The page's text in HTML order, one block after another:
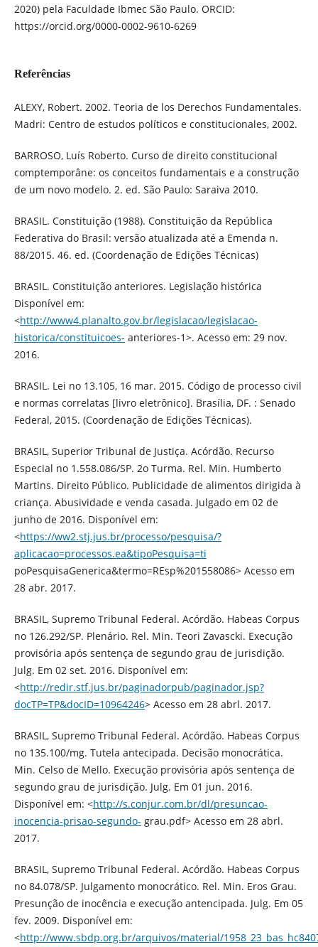
2020) pela Faculdade Ibmec São Paulo. ORCID:
https://orcid.org/0000-0002-9610-6269
Referências
ALEXY, Robert. 2002. Teoria de los Derechos Fundamentales.
Madri: Centro de estudos políticos e constitucionales, 2002.
BARROSO, Luís Roberto. Curso de direito constitucional
comptemporâne: os conceitos fundamentais e a construção
de um novo modelo. 2. ed. São Paulo: Saraiva 2010.
BRASIL. Constituição (1988). Constituição da República
Federativa do Brasil: versão atualizada até a Emenda n.
88/2015. 46. ed. (Coordenação de Edições Técnicas)
BRASIL. Constituição anteriores. Legislação histórica
Disponível em:
<http://www4.planalto.gov.br/legislacao/legislacao-
historica/constituicoes- anteriores-1>. Acesso em: 29 nov.
2016.
BRASIL. Lei no 13.105, 16 mar. 2015. Código de processo civil
e normas correlatas [livro eletrônico]. Brasília, DF. : Senado
Federal, 2015. (Coordenação de Edições Técnicas).
BRASIL, Superior Tribunal de Justiça. Acórdão. Recurso
Especial no 1.558.086/SP. 2o Turma. Rel. Min. Humberto
Martins. Direito Público. Publicidade de alimentos dirigida à
criança. Abusividade e venda casada. Julgado em 02 de
junho de 2016. Disponível em:
<https://ww2.stj.jus.br/processo/pesquisa/?
aplicacao=processos.ea&tipoPesquisa=ti
poPesquisaGenerica&termo=REsp%201558086> Acesso em
28 abr. 2017.
BRASIL, Supremo Tribunal Federal. Acórdão. Habeas Corpus
no 126.292/SP. Plenário. Rel. Min. Teori Zavascki. Execução
provisória após sentença de segundo grau de jurisdição.
Julg. Em 02 set. 2016. Disponível em:
<http://redir.stf.jus.br/paginadorpub/paginador.jsp?
docTP=TP&docID=10964246> Acesso em 28 abrl. 2017.
BRASIL, Supremo Tribunal Federal. Acórdão. Habeas Corpus
no 135.100/mg. Tutela antecipada. Decisão monocrática.
Min. Celso de Mello. Execução provisória após sentença de
segundo grau de jurisdição. Julg. Em 01 jun. 2016.
Disponível em: <http://s.conjur.com.br/dl/presuncao-
inocencia-prisao-segundo- grau.pdf> Acesso em 28 abrl.
2017.
BRASIL, Supremo Tribunal Federal. Acórdão. Habeas Corpus
no 84.078/SP. Julgamento monocrático. Rel. Min. Eros Grau.
Presunção de inocência e execução antencipada. Julg. Em 05
fev. 2009. Disponível em:
<http://www.sbdp.org.br/arquivos/material/